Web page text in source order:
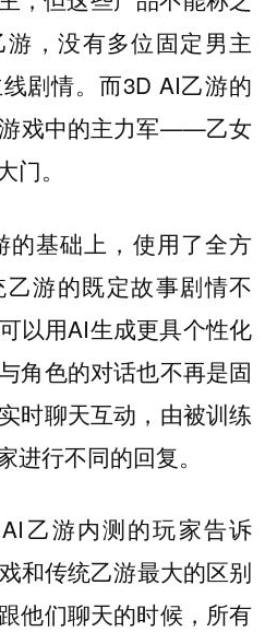
，没有多位固定男主
剧情。而3D AI乙游的
戏中的主力军——乙女
。
的基础上，使用了全方
游的既定故事剧情不
以用AI生成更具个性化
角色的对话也不再是固
时聊天互动，由被训练
进行不同的回复。
乙游内测的玩家告诉
和传统乙游最大的区别
他们聊天的时候，所有